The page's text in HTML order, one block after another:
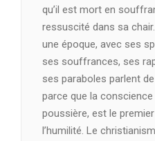
qu’il est mort en
ressuscité dans sa
une époque, avec ses
ses souffrances, ses
ses paraboles parlent de
parce que la
poussière, est le
l’humilité. Le